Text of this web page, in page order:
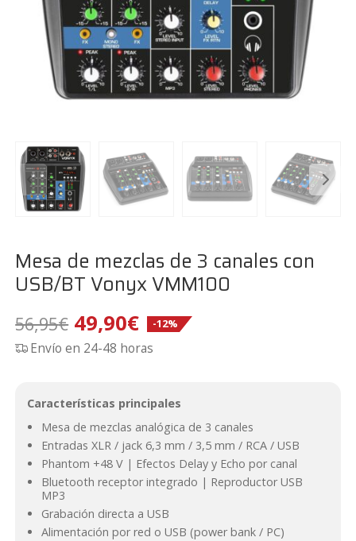
Mesa de mezclas de 3 canales con
USB/BT Vonyx VMM100
56,95€ El
precio
era:
56,95€.
49,90€El
precio
es:
49,90€.
-12%
Envío en 24-48 horas
Características principales
Mesa de mezclas analógica de 3 canales
Entradas XLR / jack 6,3 mm / 3,5 mm / RCA / USB
Phantom +48 V | Efectos Delay y Echo por canal
Bluetooth receptor integrado | Reproductor USB
MP3
Grabación directa a USB
Alimentación por red o USB (power bank / PC)